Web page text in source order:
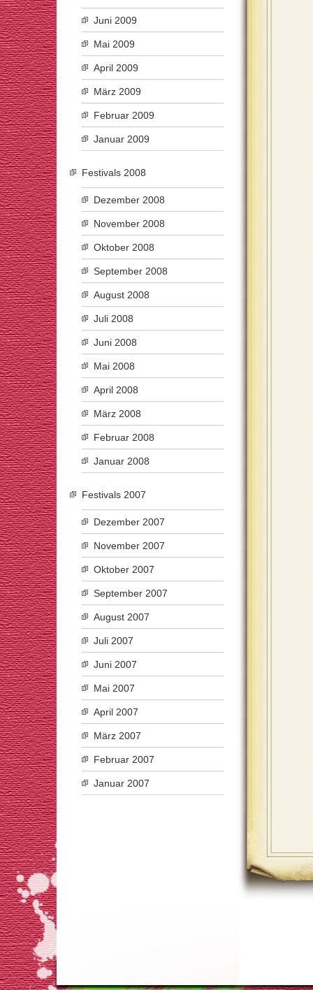
Juni 2009
Mai 2009
April 2009
März 2009
Februar 2009
Januar 2009
Festivals 2008
Dezember 2008
November 2008
Oktober 2008
September 2008
August 2008
Juli 2008
Juni 2008
Mai 2008
April 2008
März 2008
Februar 2008
Januar 2008
Festivals 2007
Dezember 2007
November 2007
Oktober 2007
September 2007
August 2007
Juli 2007
Juni 2007
Mai 2007
April 2007
März 2007
Februar 2007
Januar 2007